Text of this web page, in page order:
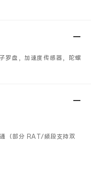
罗盘，加速度传感器，陀螺
（部分 RAT/频段支持双